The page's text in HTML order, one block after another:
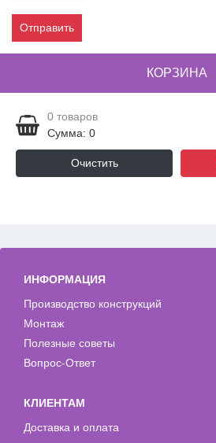
Отправить
КОРЗИНА
0 товаров
Сумма: 0
Очистить
ИНФОРМАЦИЯ
Производство конструкций
Монтаж
Полезные советы
Вопрос-Ответ
КЛИЕНТАМ
Доставка и оплата